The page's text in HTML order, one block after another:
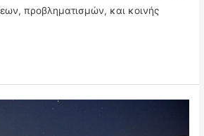
προβληματισμών, και κοινής